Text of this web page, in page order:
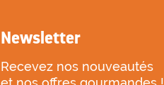
Newsletter
Recevez nos nouveautés